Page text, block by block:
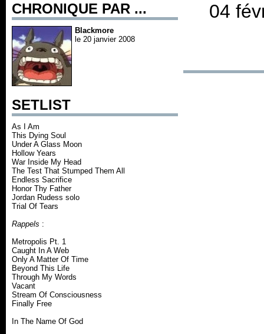
CHRONIQUE PAR ...
Blackmore
le 20 janvier 2008
SETLIST
As I Am
This Dying Soul
Under A Glass Moon
Hollow Years
War Inside My Head
The Test That Stumped Them All
Endless Sacrifice
Honor Thy Father
Jordan Rudess solo
Trial Of Tears
Rappels :
Metropolis Pt. 1
Caught In A Web
Only A Matter Of Time
Beyond This Life
Through My Words
Vacant
Stream Of Consciousness
Finally Free
In The Name Of God
04